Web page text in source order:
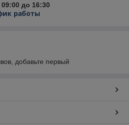
до 16:30
работы
добавьте первый